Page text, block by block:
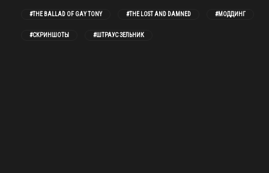
#THE BALLAD OF GAY TONY #THE LOST AND DAMNED #МОДДИНГ
#СКРИНШОТЫ #ШТРАУС ЗЕЛЬНИК